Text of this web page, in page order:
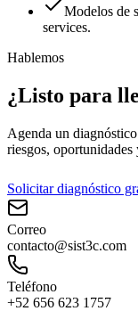
Modelos de
services.
Hablemos
¿Listo para
Agenda un
riesgos, oportunidades
Solicitar diagnóstico
Correo
contacto@sist3c.com
Teléfono
+52 656 623 1757